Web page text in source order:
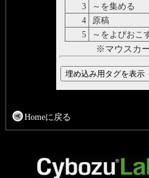
3
～を集める
4
原稿
5
～をよびおこ
※マウスカ
Homeに戻る